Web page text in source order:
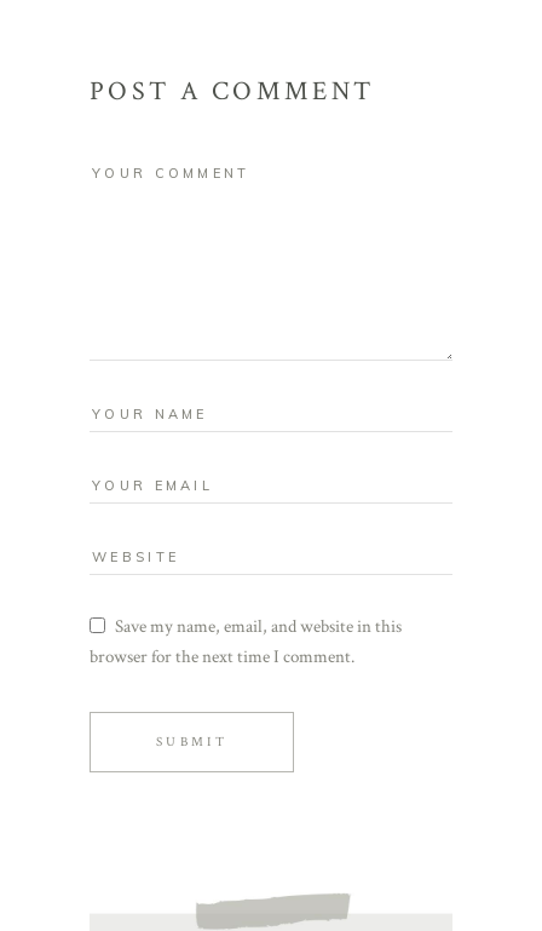
POST A COMMENT
Save my name, email, and website in this
browser for the next time I comment.
SUBMIT